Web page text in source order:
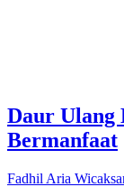
Daur Ulang
Bermanfaat
Fadhil Aria